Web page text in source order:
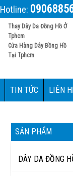
Hotline:
Thay Dây Da Đồng Hồ Ở
Tphcm
Cửa Hàng Dây Đồng Hồ
Tại Tphcm
TIN TỨC LIÊN
SẢN PHẨM
DÂY DA ĐỒNG